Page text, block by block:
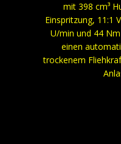
mit 398 cm³
Einspritzung, 11:1
U/min und 44
einen
trockenem